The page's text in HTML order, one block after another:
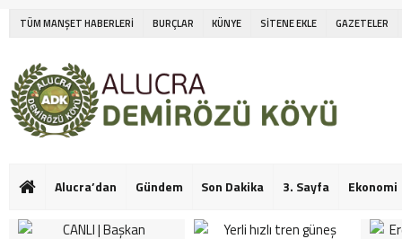
TÜM MANŞET HABERLERİ BURÇLAR KÜNYE SİTENE EKLE GAZETELER
Alucra’dan Gündem Son Dakika 3. Sayfa Ekonomi